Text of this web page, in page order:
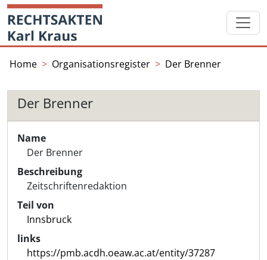
Skip
content
Startseite
Home Organisationsregister Der Brenner
Der Brenner
Name
Der Brenner
Beschreibung
Zeitschriftenredaktion
Teil von
Innsbruck
links
https://pmb.acdh.oeaw.ac.at/entity/37287